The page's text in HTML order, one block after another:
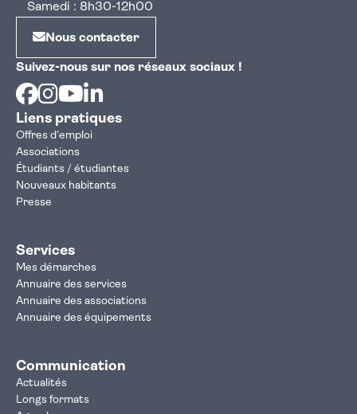
Samedi : 8h30-12h00
Nous contacter
Suivez-nous sur nos réseaux sociaux !
Facebook
Instagram
Youtube
Liens pratiques
Offres d'emploi
Associations
Étudiants / étudiantes
Nouveaux habitants
Presse
Services
Mes démarches
Annuaire des services
Annuaire des associations
Annuaire des équipements
Communication
Actualités
Longs formats